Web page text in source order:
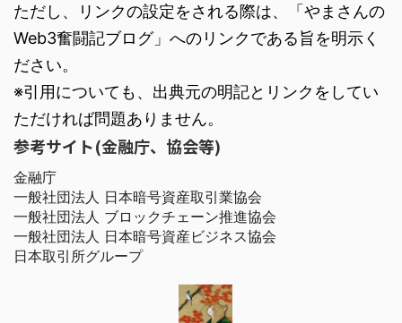
ただし、リンクの設定をされる際は、「やまさんの
Web3奮闘記ブログ」へのリンクである旨を明示く
ださい。
※引用についても、出典元の明記とリンクをしてい
ただければ問題ありません。
参考サイト(金融庁、協会等)
金融庁
一般社団法人 日本暗号資産取引業協会
一般社団法人 ブロックチェーン推進協会
一般社団法人 日本暗号資産ビジネス協会
日本取引所グループ